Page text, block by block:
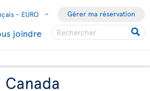
- EURO Gérer ma réservation
joindre